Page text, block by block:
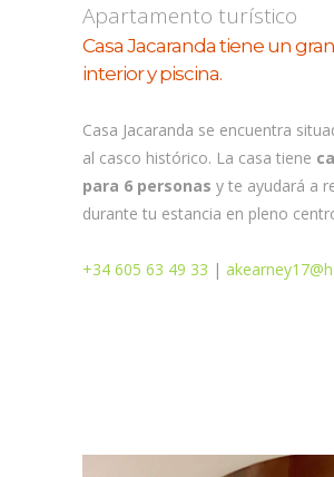
Apartamento turístico
Casa Jacaranda tiene un
interior y piscina.
Casa Jacaranda se encuentra
al casco histórico. La casa tiene
para 6 personas y te ayudará a
durante tu estancia en pleno
+34 605 63 49 33 |